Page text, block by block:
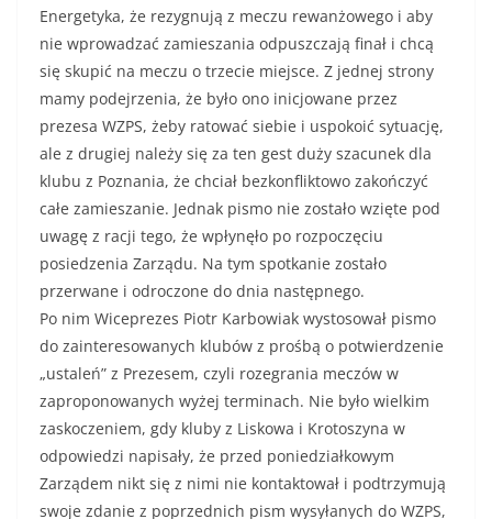
Energetyka, że rezygnują z meczu rewanżowego i aby
nie wprowadzać zamieszania odpuszczają finał i chcą
się skupić na meczu o trzecie miejsce. Z jednej strony
mamy podejrzenia, że było ono inicjowane przez
prezesa WZPS, żeby ratować siebie i uspokoić sytuację,
ale z drugiej należy się za ten gest duży szacunek dla
klubu z Poznania, że chciał bezkonfliktowo zakończyć
całe zamieszanie. Jednak pismo nie zostało wzięte pod
uwagę z racji tego, że wpłynęło po rozpoczęciu
posiedzenia Zarządu. Na tym spotkanie zostało
przerwane i odroczone do dnia następnego.
Po nim Wiceprezes Piotr Karbowiak wystosował pismo
do zainteresowanych klubów z prośbą o potwierdzenie
„ustaleń” z Prezesem, czyli rozegrania meczów w
zaproponowanych wyżej terminach. Nie było wielkim
zaskoczeniem, gdy kluby z Liskowa i Krotoszyna w
odpowiedzi napisały, że przed poniedziałkowym
Zarządem nikt się z nimi nie kontaktował i podtrzymują
swoje zdanie z poprzednich pism wysyłanych do WZPS,